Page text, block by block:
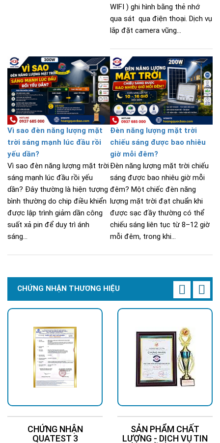
WIFI ) ghi hình bằng thẻ nhớ
qua sát qua điện thoại. Dịch vụ
lắp đặt camera vũng...
Vì sao đèn năng lượng mặt
trời sáng mạnh lúc đầu rồi
yếu dần?
Vì sao đèn năng lượng mặt trời
sáng mạnh lúc đầu rồi yếu
dần? Đây thường là hiện tượng
bình thường do chip điều khiển
được lập trình giảm dần công
suất xả pin để duy trì ánh
sáng...
Đèn năng lượng mặt trời
chiếu sáng được bao nhiêu
giờ mỗi đêm?
Đèn năng lượng mặt trời chiếu
sáng được bao nhiêu giờ mỗi
đêm? Một chiếc đèn năng
lượng mặt trời đạt chuẩn khi
được sạc đầy thường có thể
chiếu sáng liên tục từ 8–12 giờ
mỗi đêm, trong khi...
CHỨNG NHẬN THƯƠNG HIỆU
CHỨNG NHẬN
QUATEST 3
SẢN PHẨM CHẤT
LƯỢNG - DỊCH VỤ TIN